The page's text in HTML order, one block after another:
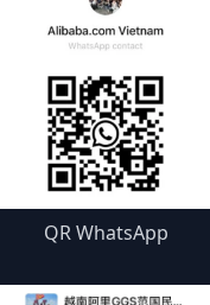
QR WhatsApp